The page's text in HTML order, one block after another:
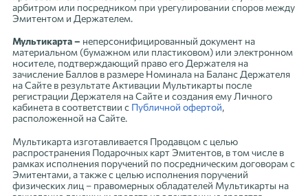
арбитром или посредником при урегулировании споров между
Эмитентом и Держателем.
Мультикарта – неперсонифицированный документ на
материальном (бумажном или пластиковом) или электронном
носителе, подтверждающий право его Держателя на
зачисление Баллов в размере Номинала на Баланс Держателя
на Сайте в результате Активации Мультикарты после
регистрации Держателя на Сайте и создания ему Личного
кабинета в соответствии с Публичной офертой,
расположенной на Сайте.
Мультикарта изготавливается Продавцом с целью
распространения Подарочных карт Эмитентов, в том числе в
рамках исполнения поручений по посредническим договорам с
Эмитентами, а также с целью исполнения поручений
физических лиц – правомерных обладателей Мультикарты на